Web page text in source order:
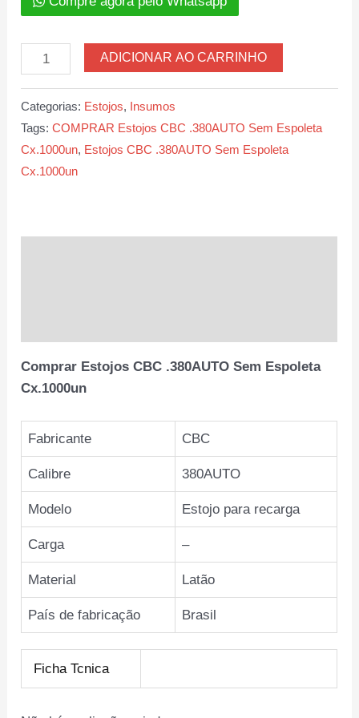
Estojos
CBC
Sem
Espoleta
ADICIONAR AO CARRINHO
Categorias: Estojos, Insumos
Tags:COMPRAR Estojos CBC .380AUTO Sem Espoleta
Cx.1000un, Estojos CBC .380AUTO Sem Espoleta
Cx.1000un
Comprar Estojos CBC .380AUTO Sem Espoleta
Cx.1000un
Fabricante CBC
Calibre 380AUTO
Modelo Estojo para recarga
Carga –
Material Latão
País de fabricação Brasil
Ficha Tcnica